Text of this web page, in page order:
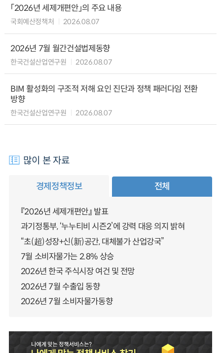
「2026년 세제개편안」의 주요 내용
국회예산정책처 2026.08.07
2026년 7월 월간건설법제동향
한국건설산업연구원 2026.08.07
BIM 활성화의 구조적 저해 요인 진단과 정책 패러다임 전환
방향
한국건설산업연구원 2026.08.07
많이 본 자료
경제정책정보 전체
『2026년 세제개편안』 발표
과기정통부, ‘누누티비 시즌2’에 강력 대응 의지 밝혀
“초(超)성장+신(新)공간, 대체불가 산업강국”
7월 소비자물가는 2.8% 상승
2026년 한국 주식시장 여건 및 전망
2026년 7월 수출입 동향
2026년 7월 소비자물가동향